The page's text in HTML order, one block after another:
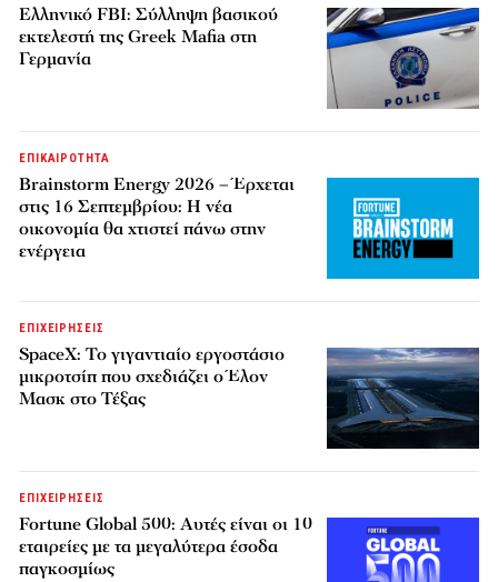
Ελληνικό FBI: Σύλληψη βασικού
εκτελεστή της Greek Mafia στη
Γερμανία
ΕΠΙΚΑΙΡΟΤΗΤΑ
Brainstorm Energy 2026 – Έρχεται
στις 16 Σεπτεμβρίου: Η νέα
οικονομία θα χτιστεί πάνω στην
ενέργεια
ΕΠΙΧΕΙΡΗΣΕΙΣ
SpaceX: Το γιγαντιαίο εργοστάσιο
μικροτσίπ που σχεδιάζει ο Έλον
Μασκ στο Τέξας
ΕΠΙΧΕΙΡΗΣΕΙΣ
Fortune Global 500: Αυτές είναι οι 10
εταιρείες με τα μεγαλύτερα έσοδα
παγκοσμίως